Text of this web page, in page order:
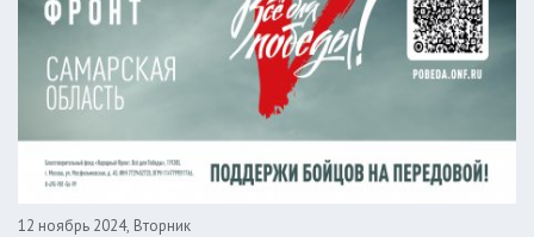
12 ноябрь 2024, Вторник